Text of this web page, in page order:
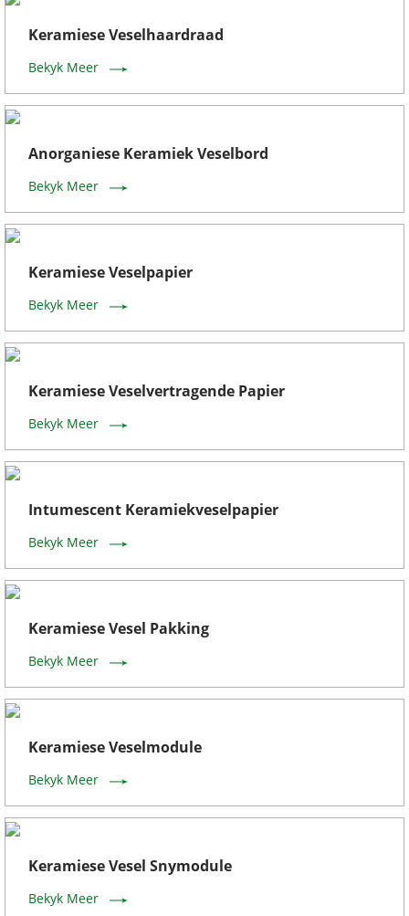
Keramiese Veselhaardraad
Bekyk Meer
Anorganiese Keramiek Veselbord
Bekyk Meer
Keramiese Veselpapier
Bekyk Meer
Keramiese Veselvertragende Papier
Bekyk Meer
Intumescent Keramiekveselpapier
Bekyk Meer
Keramiese Vesel Pakking
Bekyk Meer
Keramiese Veselmodule
Bekyk Meer
Keramiese Vesel Snymodule
Bekyk Meer